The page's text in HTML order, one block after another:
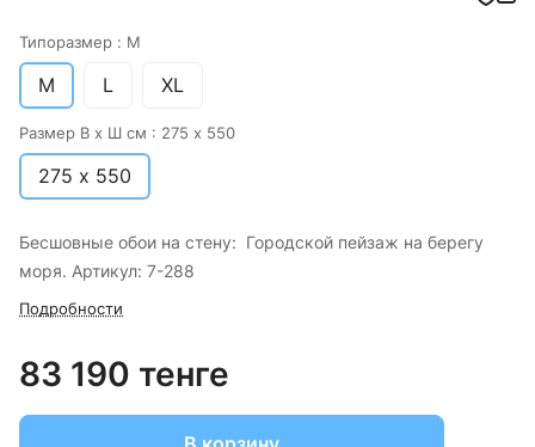
Типоразмер : M
M L XL
Размер В х Ш см : 275 х 550
275 х 550
Бесшовные обои на стену: Городской пейзаж на берегу
моря. Артикул: 7-288
Подробности
83 190 тенге